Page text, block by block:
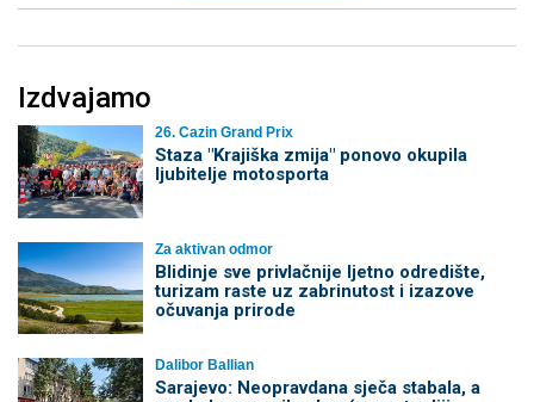
Izdvajamo
26. Cazin Grand Prix
Staza "Krajiška zmija" ponovo okupila
ljubitelje motosporta
Za aktivan odmor
Blidinje sve privlačnije ljetno odredište,
turizam raste uz zabrinutost i izazove
očuvanja prirode
Dalibor Ballian
Sarajevo: Neopravdana sječa stabala, a